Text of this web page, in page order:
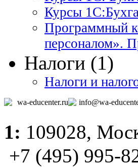
Курсы
Программный
персоналом».
Налоги (1)
Налоги и
wa-educenter.ru info@wa-
1: 109028,
+7 (495) 995-